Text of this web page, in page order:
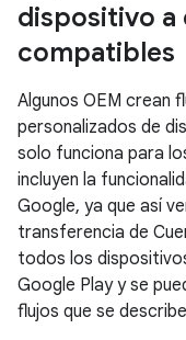
dispositivo
compatibles
Algunos OEM crean
personalizados de
solo funciona para
incluyen la
Google, ya que así
transferencia de
todos los
Google Play y se
flujos que se